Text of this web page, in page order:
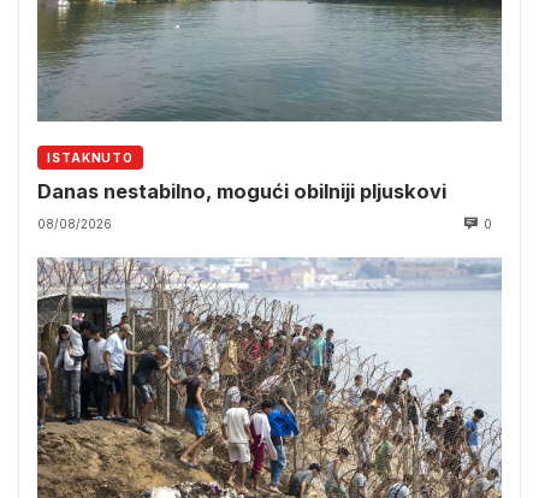
ISTAKNUTO
Danas nestabilno, mogući obilniji pljuskovi
08/08/2026 0